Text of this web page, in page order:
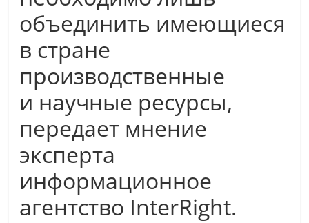
объединить имеющиеся
в стране
производственные
и научные ресурсы,
передает мнение
эксперта
информационное
агентство InterRight.